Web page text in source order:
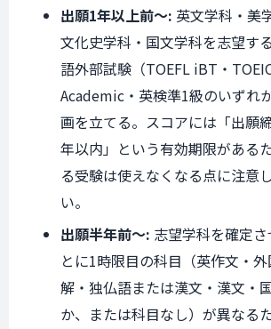
出願1年以上前〜: 英文学科・美
文化史学科・国文学科を志望す
語外部試験（TOEFL iBT・
Academic・英検準1級のいずれ
画を立てる。スコアには「出願
年以内」という有効期限がある
る受験は使えなくなる点に注意
い。
出願半年前〜: 志望学科を確定
とに1時限目の科目（英作文・
解・独仏語または漢文・漢文・
か、または科目なし）が異なる